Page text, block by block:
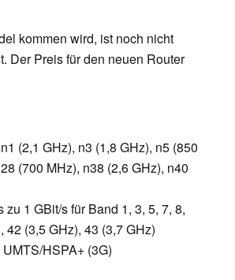
kommen wird, ist noch nicht
Der Preis für den neuen Router
(2,1 GHz), n3 (1,8 GHz), n5 (850
(700 MHz), n38 (2,6 GHz), n40
1 GBit/s für Band 1, 3, 5, 7, 8,
(3,5 GHz), 43 (3,7 GHz)
HSPA+ (3G)